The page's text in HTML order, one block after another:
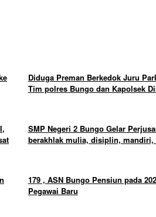
Diduga Preman Berkedok Juru
Tim polres Bungo dan Kapolsek
SMP Negeri 2 Bungo Gelar
berakhlak mulia, disiplin, mandiri,
179 , ASN Bungo Pensiun pada
Pegawai Baru